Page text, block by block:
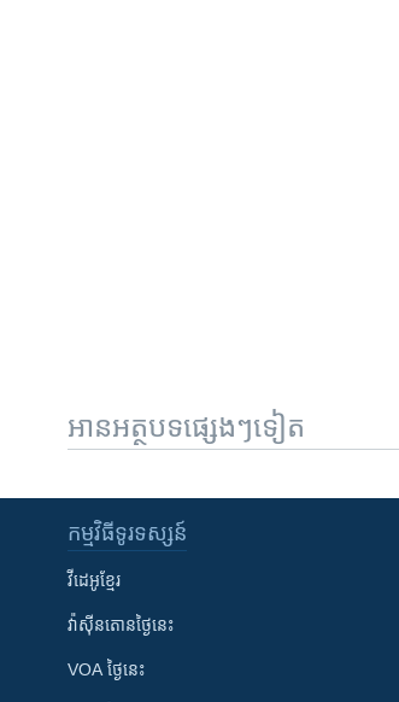
អានអត្ថបទផ្សេងៗទៀត
កម្មវិធី​ទូរទស្សន៍
វីដេអូ​ខ្មែរ
វ៉ាស៊ីនតោន​ថ្ងៃ​នេះ
VOA ថ្ងៃនេះ